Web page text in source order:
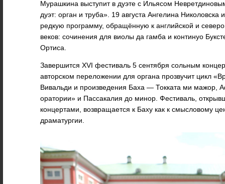
Мурашкина выступит в дуэте с Ильясом
дуэт: орган и труба». 19 августа Ангелина
редкую программу, обращённую к английской и
веков: сочинения для виолы да гамба и континуо
Ортиса.
Завершится XVI фестиваль 5 сентября сольным
авторском переложении для органа прозвучит цикл
Вивальди и произведения Баха — Токката ми мажор,
оратории» и Пассакалия до минор. Фестиваль,
концертами, возвращается к Баху как к смысловому
драматургии.